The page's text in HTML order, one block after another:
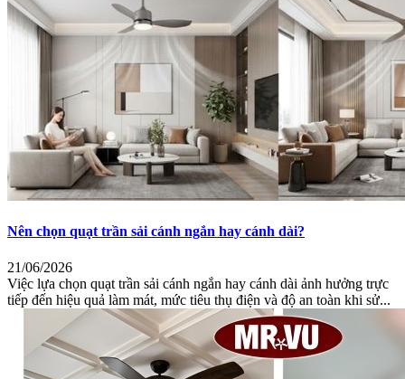
Nên chọn quạt trần sải cánh ngắn hay cánh dài?
21/06/2026
Việc lựa chọn quạt trần sải cánh ngắn hay cánh dài ảnh hưởng trực
tiếp đến hiệu quả làm mát, mức tiêu thụ điện và độ an toàn khi sử...